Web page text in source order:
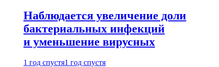
Наблюдается увеличение доли
бактериальных инфекций
и уменьшение вирусных
1 год спустя1 год спустя